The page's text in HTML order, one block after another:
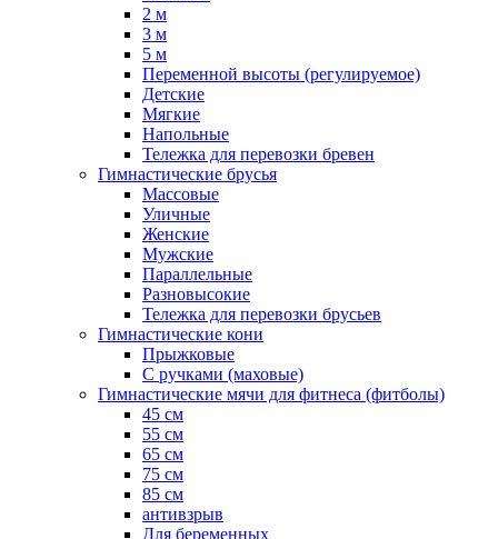
2 м
3 м
5 м
Переменной высоты (регулируемое)
Детские
Мягкие
Напольные
Тележка для перевозки бревен
Гимнастические брусья
Массовые
Уличные
Женские
Мужские
Параллельные
Разновысокие
Тележка для перевозки брусьев
Гимнастические кони
Прыжковые
С ручками (маховые)
Гимнастические мячи для фитнеса (фитболы)
45 см
55 см
65 см
75 см
85 см
антивзрыв
Для беременных